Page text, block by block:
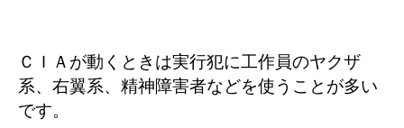
ＣＩＡが動くときは実行犯に工作員のヤクザ
系、右翼系、精神障害者などを使うことが多い
です。